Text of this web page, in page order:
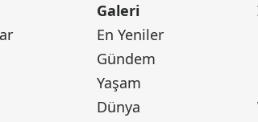
Galeri
En Yeniler
Gündem
Yaşam
Dünya